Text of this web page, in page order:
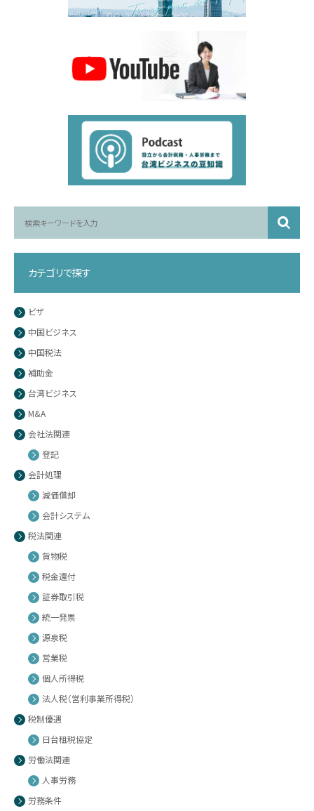
カテゴリで探す
ビザ
中国ビジネス
中国税法
補助金
台湾ビジネス
M&A
会社法関連
登記
会計処理
減価償却
会計システム
税法関連
貨物税
税金還付
証券取引税
統一発票
源泉税
営業税
個人所得税
法人税（営利事業所得税）
税制優遇
日台租税協定
労働法関連
人事労務
労務条件